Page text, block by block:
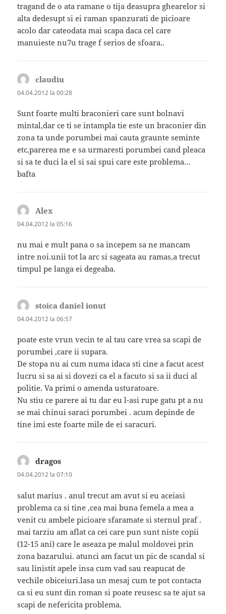
tragand de o ata ramane o tija deasupra ghearelor si
alta dedesupt si ei raman spanzurati de picioare
acolo dar cateodata mai scapa daca cel care
manuieste nu7u trage f serios de sfoara..
claudiu
04.04.2012 la 00:28
Sunt foarte multi braconieri care sunt bolnavi
mintal,dar ce ti se intampla tie este un braconier din
zona ta unde porumbei mai cauta graunte seminte
etc,parerea me e sa urmaresti porumbei cand pleaca
si sa te duci la el si sai spui care este problema…
bafta
Alex
04.04.2012 la 05:16
nu mai e mult pana o sa incepem sa ne mancam
intre noi.unii tot la arc si sageata au ramas,a trecut
timpul pe langa ei degeaba.
stoica daniel ionut
04.04.2012 la 06:57
poate este vrun vecin te al tau care vrea sa scapi de
porumbei ,care ii supara.
De stopa nu ai cum numa idaca sti cine a facut acest
lucru si sa ai si dovezi ca el a facuto si sa ii duci al
politie. Va primi o amenda usturatoare.
Nu stiu ce parere ai tu dar eu l-asi rupe gatu pt a nu
se mai chinui saraci porumbei . acum depinde de
tine imi este foarte mile de ei saracuri.
dragos
04.04.2012 la 07:10
salut marius . anul trecut am avut si eu aceiasi
problema ca si tine ,cea mai buna femela a mea a
venit cu ambele picioare sfaramate si sternul praf .
mai tarziu am aflat ca cei care pun sunt niste copii
(12-15 ani) care le aseaza pe malul moldovei prin
zona bazarului. atunci am facut un pic de scandal si
sau linistit apele insa cum vad sau reapucat de
vechile obiceiuri.lasa un mesaj cum te pot contacta
ca si eu sunt din roman si poate reusesc sa te ajut sa
scapi de nefericita problema.